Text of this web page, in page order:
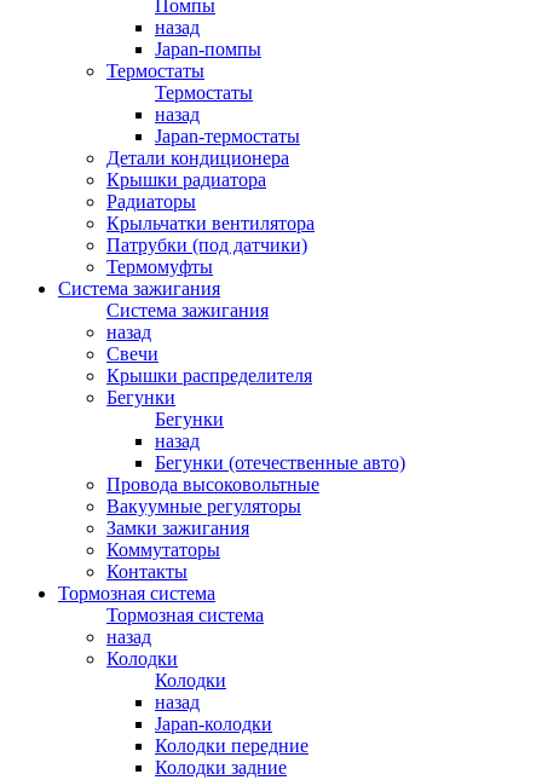
Помпы
назад
Japan-помпы
Термостаты
Термостаты
назад
Japan-термостаты
Детали кондиционера
Крышки радиатора
Радиаторы
Крыльчатки вентилятора
Патрубки (под датчики)
Термомуфты
Система зажигания
Система зажигания
назад
Свечи
Крышки распределителя
Бегунки
Бегунки
назад
Бегунки (отечественные авто)
Провода высоковольтные
Вакуумные регуляторы
Замки зажигания
Коммутаторы
Контакты
Тормозная система
Тормозная система
назад
Колодки
Колодки
назад
Japan-колодки
Колодки передние
Колодки задние